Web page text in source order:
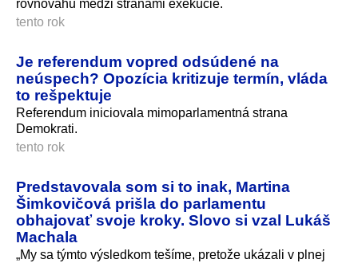
rovnováhu medzi stranami exekúcie.
tento rok
Je referendum vopred odsúdené na
neúspech? Opozícia kritizuje termín, vláda
to rešpektuje
Referendum iniciovala mimoparlamentná strana
Demokrati.
tento rok
Predstavovala som si to inak, Martina
Šimkovičová prišla do parlamentu
obhajovať svoje kroky. Slovo si vzal Lukáš
Machala
„My sa týmto výsledkom tešíme, pretože ukázali v plnej